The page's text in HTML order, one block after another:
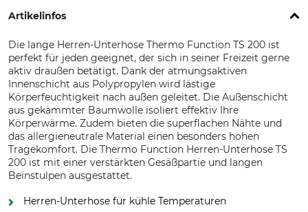
Artikelinfos
Die lange Herren-Unterhose Thermo Function TS 200 ist
perfekt für jeden geeignet, der sich in seiner Freizeit gerne
aktiv draußen betätigt. Dank der atmungsaktiven
Innenschicht aus Polypropylen wird lästige
Körperfeuchtigkeit nach außen geleitet. Die Außenschicht
aus gekämmter Baumwolle isoliert effektiv Ihre
Körperwärme. Zudem bieten die superflachen Nähte und
das allergieneutrale Material einen besonders hohen
Tragekomfort. Die Thermo Function Herren-Unterhose TS
200 ist mit einer verstärkten Gesäßpartie und langen
Beinstulpen ausgestattet.
Herren-Unterhose für kühle Temperaturen